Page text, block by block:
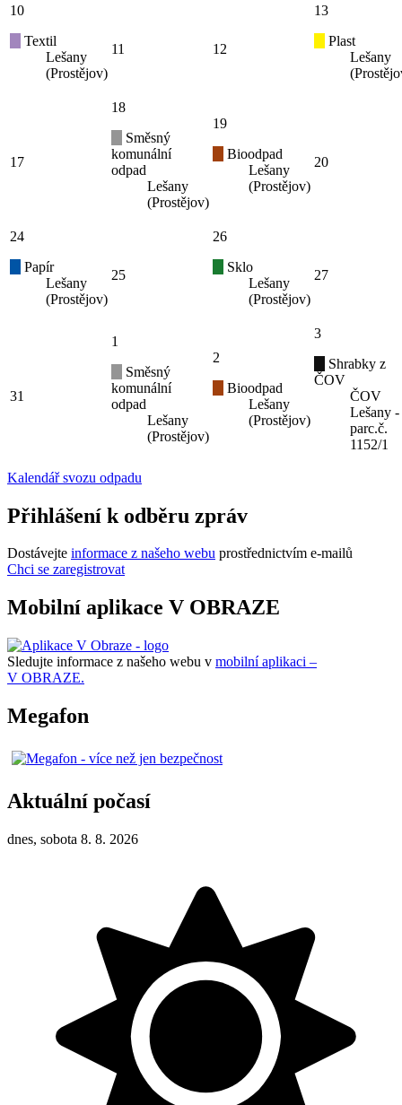
10
Textil
Lešany
(Prostějov)
11 12
13
Plast
Lešany
17
18
Směsný
komunální
odpad
Lešany
(Prostějov)
19
Bioodpad
Lešany
(Prostějov)
20
24
Papír
Lešany
(Prostějov)
25
26
Sklo
Lešany
(Prostějov)
27
31
1
Směsný
komunální
odpad
Lešany
(Prostějov)
2
Bioodpad
Lešany
(Prostějov)
3
Shrabky z
ČOV
ČOV
Lešany -
parc.č.
1152/1
Kalendář svozu odpadu
Přihlášení k odběru zpráv
Dostávejte informace z našeho webu prostřednictvím e-mailů
Chci se zaregistrovat
Mobilní aplikace V OBRAZE
Sledujte informace z našeho webu v mobilní aplikaci –
V OBRAZE.
Megafon
Aktuální počasí
dnes, sobota 8. 8. 2026